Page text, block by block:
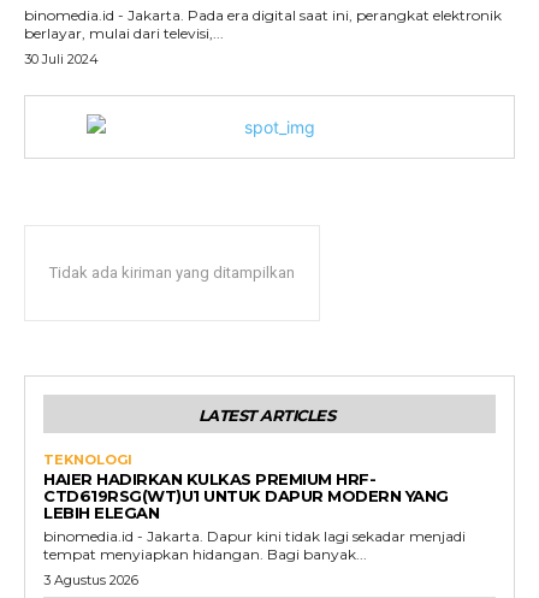
binomedia.id - Jakarta. Pada era digital saat ini, perangkat elektronik
berlayar, mulai dari televisi,...
30 Juli 2024
Tidak ada kiriman yang ditampilkan
LATEST ARTICLES
TEKNOLOGI
HAIER HADIRKAN KULKAS PREMIUM HRF-
CTD619RSG(WT)U1 UNTUK DAPUR MODERN YANG
LEBIH ELEGAN
binomedia.id - Jakarta. Dapur kini tidak lagi sekadar menjadi
tempat menyiapkan hidangan. Bagi banyak...
3 Agustus 2026